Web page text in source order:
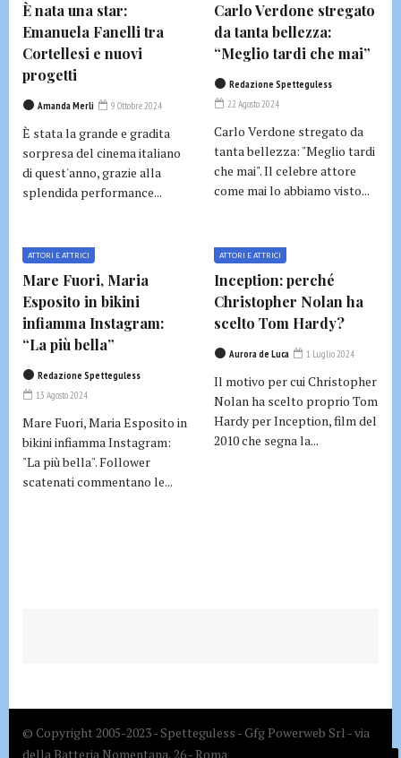
È nata una star:
Emanuela Fanelli tra
Cortellesi e nuovi
progetti
Amanda Merli 9 Ottobre 2024
È stata la grande e gradita
sorpresa del cinema italiano
di quest'anno, grazie alla
splendida performance...
Carlo Verdone stregato
da tanta bellezza:
“Meglio tardi che mai”
Redazione Spetteguless
22 Agosto 2024
Carlo Verdone stregato da
tanta bellezza: "Meglio tardi
che mai". Il celebre attore
come mai lo abbiamo visto...
ATTORI E ATTRICI
Mare Fuori, Maria
Esposito in bikini
infiamma Instagram:
“La più bella”
Redazione Spetteguless
13 Agosto 2024
Mare Fuori, Maria Esposito in
bikini infiamma Instagram:
"La più bella". Follower
scatenati commentano le...
ATTORI E ATTRICI
Inception: perché
Christopher Nolan ha
scelto Tom Hardy?
Aurora de Luca 1 Luglio 2024
Il motivo per cui Christopher
Nolan ha scelto proprio Tom
Hardy per Inception, film del
2010 che segna la...
© Copyright 2005-2023 - Spetteguless - Gfg Powerweb Srl - via
della Batteria Nomentana, 26 - Roma